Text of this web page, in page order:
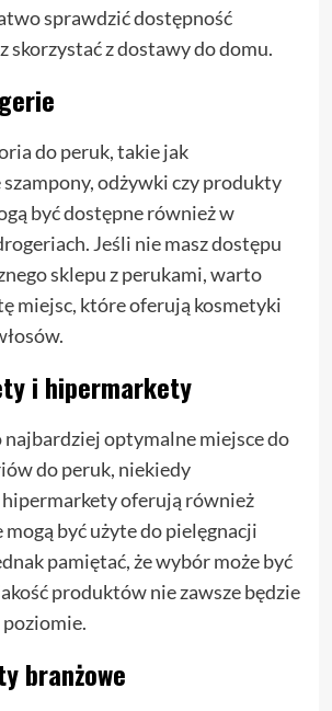
sprawdzić dostępność
skorzystać z dostawy do domu.
do peruk, takie jak
odżywki czy produkty
być dostępne również w
Jeśli nie masz dostępu
sklepu z perukami, warto
miejsc, które oferują kosmetyki
i hipermarkety
najbardziej optymalne miejsce do
do peruk, niekiedy
oferują również
być użyte do pielęgnacji
pamiętać, że wybór może być
produktów nie zawsze będzie
branżowe